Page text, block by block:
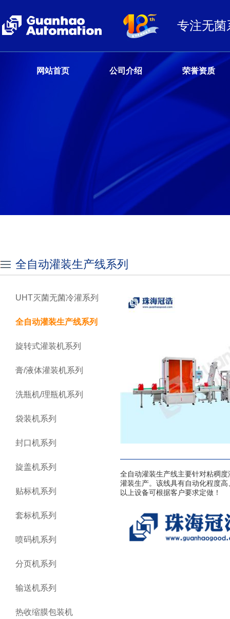
专注无菌
网站首页 公司介绍 荣誉资质
全自动灌装生产线系列
UHT灭菌无菌冷灌系列
全自动灌装生产线系列
旋转式灌装机系列
膏/液体灌装机系列
洗瓶机/理瓶机系列
袋装机系列
封口机系列
旋盖机系列
贴标机系列
套标机系列
喷码机系列
分页机系列
输送机系列
热收缩膜包装机
全自动灌装生产线主要针对粘稠
灌装生产。该线具有自动化程度
以上设备可根据客户要求定做！